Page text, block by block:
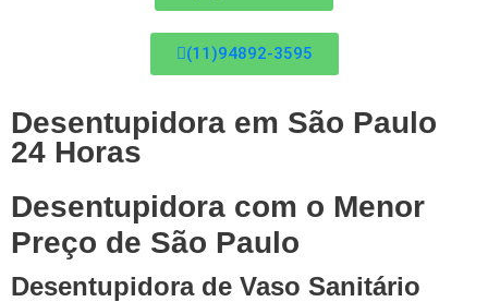
(11)94892-3595
Desentupidora em São Paulo
24 Horas
Desentupidora com o Menor
Preço de São Paulo
Desentupidora de Vaso Sanitário